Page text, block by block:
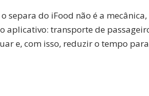
separa do iFood não é a
aplicativo: transporte de
e, com isso, reduzir o tempo